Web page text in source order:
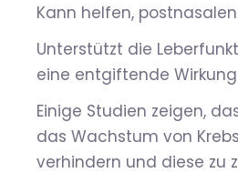
Kann helfen,
Unterstützt die
eine entgiftende
Einige Studien zeigen,
das Wachstum von
verhindern und diese zu